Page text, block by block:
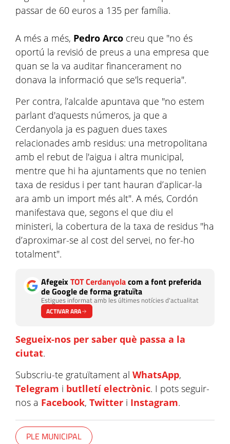
passar de 60 euros a 135 per família.
A més a més, Pedro Arco creu que "no és
oportú la revisió de preus a una empresa que
quan se la va auditar financerament no
donava la informació que se'ls requeria".
Per contra, l’alcalde apuntava que "no estem
parlant d'aquests números, ja que a
Cerdanyola ja es paguen dues taxes
relacionades amb residus: una metropolitana
amb el rebut de l'aigua i altra municipal,
mentre que hi ha ajuntaments que no tenien
taxa de residus i per tant hauran d’aplicar-la
ara amb un import més alt". A més, Cordón
manifestava que, segons el que diu el
ministeri, la cobertura de la taxa de residus "ha
d’aproximar-se al cost del servei, no fer-ho
totalment".
AfegeixTOT Cerdanyolacom a font preferida
de Google de forma gratuïta
Estigues informat amb les últimes notícies d'actualitat
ACTIVAR ARA
Segueix-nos per saber què passa a la
ciutat.
Subscriu-te gratuïtament al WhatsApp,
Telegram i butlletí electrònic. I pots seguir-
nos a Facebook, Twitter i Instagram.
PLE MUNICIPAL